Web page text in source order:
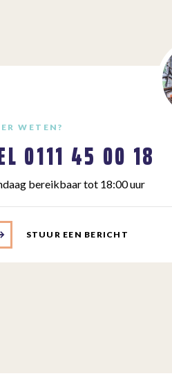
WETEN?
0111 45 00 18
bereikbaar tot 18:00 uur
STUUR EEN BERICHT